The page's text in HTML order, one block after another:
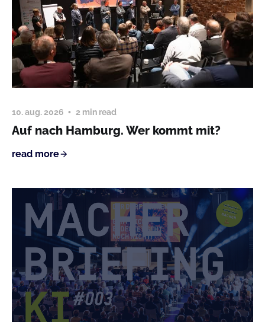
10. aug. 2026 2 min read
Auf nach Hamburg. Wer kommt mit?
read more